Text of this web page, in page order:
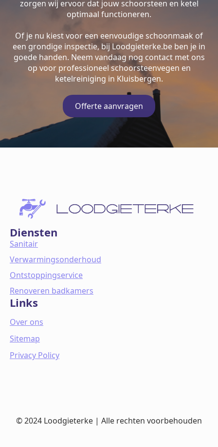
zorgen wij ervoor dat jouw schoorsteen en ketel
optimaal functioneren.
Of je nu kiest voor een eenvoudige schoonmaak of
een grondige inspectie, bij Loodgieterke.be ben je in
goede handen. Neem vandaag nog contact met ons
op voor professioneel schoorsteenvegen en
ketelreiniging in Kluisbergen.
Offerte aanvragen
Diensten
Sanitair
Verwarmingsonderhoud
Ontstoppingservice
Renoveren badkamers
Links
Over ons
Sitemap
Privacy Policy
© 2024 Loodgieterke | Alle rechten voorbehouden